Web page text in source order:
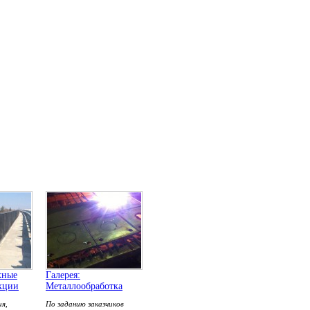
Галерея:
Металлообработка
По заданию заказчиков